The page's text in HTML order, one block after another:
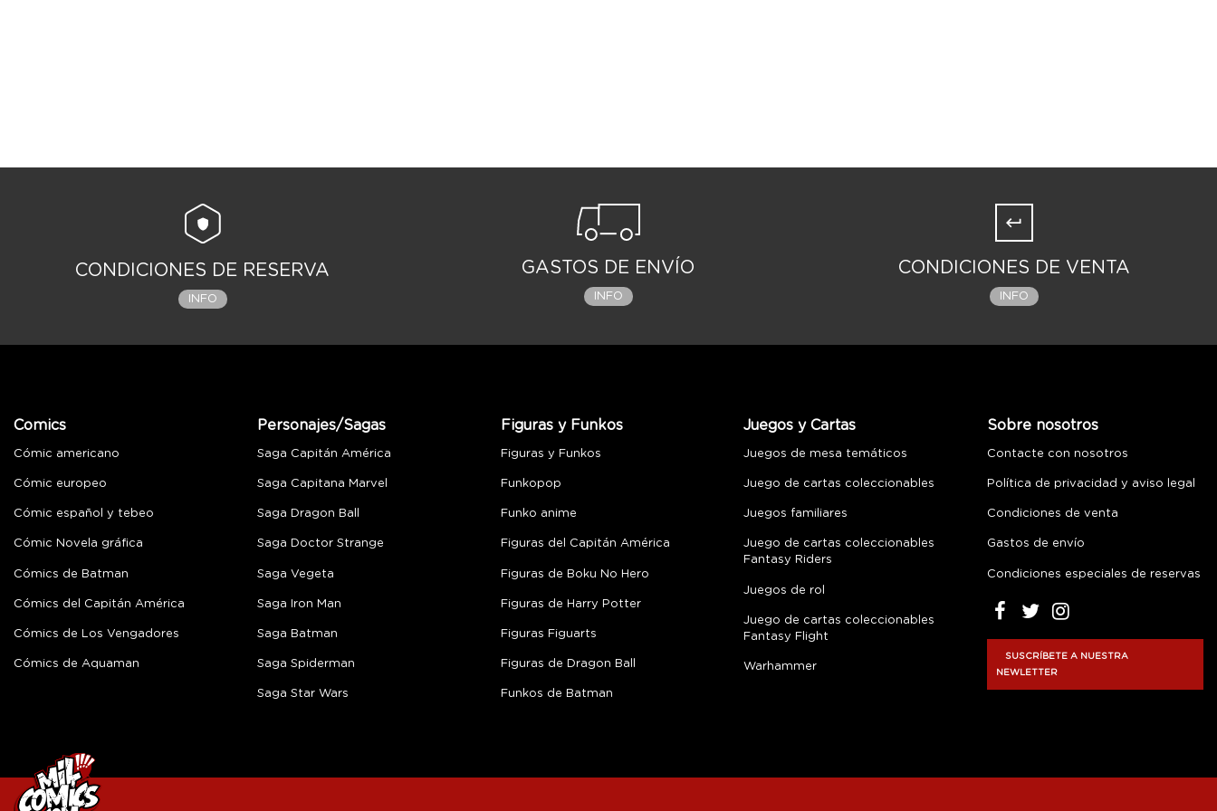
CONDICIONES DE RESERVA
INFO
GASTOS DE ENVÍO
INFO
CONDICIONES DE VENTA
INFO
Comics
Cómic americano
Cómic europeo
Cómic español y tebeo
Cómic Novela gráfica
Cómics de Batman
Cómics del Capitán América
Cómics de Los Vengadores
Cómics de Aquaman
Personajes/Sagas
Saga Capitán América
Saga Capitana Marvel
Saga Dragon Ball
Saga Doctor Strange
Saga Vegeta
Saga Iron Man
Saga Batman
Saga Spiderman
Saga Star Wars
Figuras y Funkos
Figuras y Funkos
Funkopop
Funko anime
Figuras del Capitán América
Figuras de Boku No Hero
Figuras de Harry Potter
Figuras Figuarts
Figuras de Dragon Ball
Funkos de Batman
Juegos y Cartas
Juegos de mesa temáticos
Juego de cartas coleccionables
Juegos familiares
Juego de cartas coleccionables
Fantasy Riders
Juegos de rol
Juego de cartas coleccionables
Fantasy Flight
Warhammer
Sobre nosotros
Contacte con nosotros
Política de privacidad y aviso legal
Condiciones de venta
Gastos de envío
Condiciones especiales de reservas
SUSCRÍBETE A NUESTRA
NEWLETTER